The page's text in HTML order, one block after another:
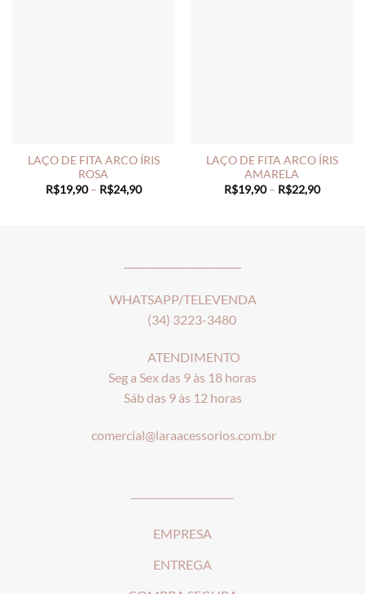
LAÇO DE FITA ARCO ÍRIS
ROSA
R$19,90 – R$24,90Price
LAÇO DE FITA ARCO ÍRIS
AMARELA
R$19,90 – R$22,90Price
WHATSAPP/TELEVENDA
(34) 3223-3480
ATENDIMENTO
Seg a Sex das 9 às 18 horas
Sáb das 9 às 12 horas
comercial@laraacessorios.com.br
EMPRESA
ENTREGA